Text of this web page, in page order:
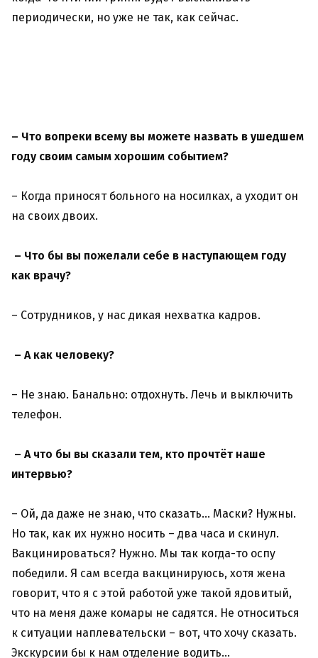
периодически, но уже не так, как сейчас.
– Что вопреки всему вы можете назвать в ушедшем
году своим самым хорошим событием?
– Когда приносят больного на носилках, а уходит он
на своих двоих.
– Что бы вы пожелали себе в наступающем году
как врачу?
– Сотрудников, у нас дикая нехватка кадров.
– А как человеку?
– Не знаю. Банально: отдохнуть. Лечь и выключить
телефон.
– А что бы вы сказали тем, кто прочтёт наше
интервью?
– Ой, да даже не знаю, что сказать… Маски? Нужны.
Но так, как их нужно носить – два часа и скинул.
Вакцинироваться? Нужно. Мы так когда-то оспу
победили. Я сам всегда вакцинируюсь, хотя жена
говорит, что я с этой работой уже такой ядовитый,
что на меня даже комары не садятся. Не относиться
к ситуации наплевательски – вот, что хочу сказать.
Экскурсии бы к нам отделение водить…